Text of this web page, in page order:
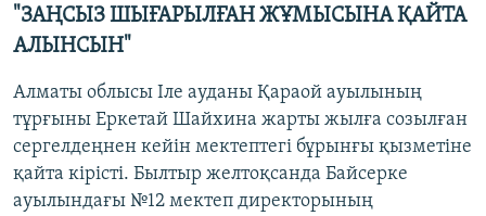
"ЗАҢСЫЗ ШЫҒАРЫЛҒАН ЖҰМЫСЫНА ҚАЙТА
АЛЫНСЫН"
Алматы облысы Іле ауданы Қараой ауылының
тұрғыны Еркетай Шайхина жарты жылға созылған
сергелдеңнен кейін мектептегі бұрынғы қызметіне
қайта кірісті. Былтыр желтоқсанда Байсерке
ауылындағы №12 мектеп директорының